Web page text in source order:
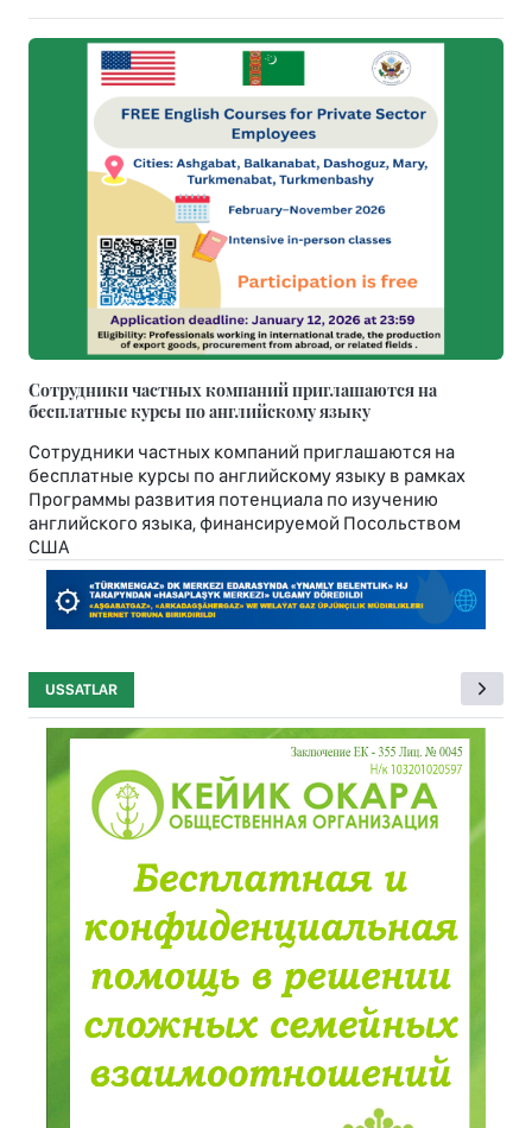
Сотрудники частных компаний приглашаются на
бесплатные курсы по английскому языку
Сотрудники частных компаний приглашаются на
бесплатные курсы по английскому языку в рамках
Программы развития потенциала по изучению
английского языка, финансируемой Посольством
США
USSATLAR